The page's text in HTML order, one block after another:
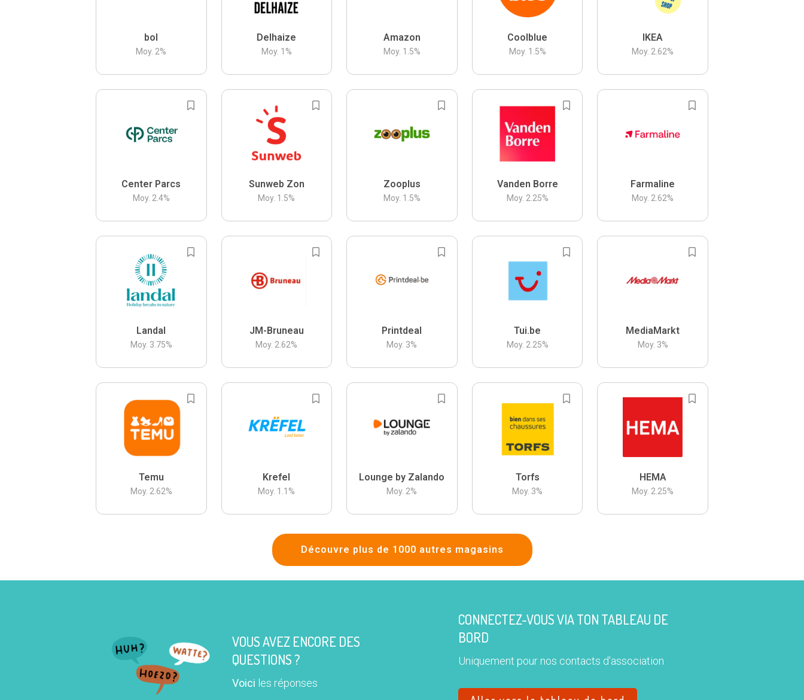
bol
Moy. 2%
Delhaize
Moy. 1 %
Amazon
Moy. 1.5%
Coolblue
Moy. 1.5%
IKEA
Moy. 2.62%
Center Parcs
Moy. 2.4%
Sunweb Zon
Moy. 1.5%
Zooplus
Moy. 1.5%
Vanden Borre
Moy. 2.25%
Farmaline
Moy. 2.62%
Landal
Moy. 3.75%
JM-Bruneau
Moy. 2.62%
Printdeal
Moy. 3%
Tui.be
Moy. 2.25%
MediaMarkt
Moy. 3%
Temu
Moy. 2.62%
Krefel
Moy. 1.1 %
Lounge by Zalando
Moy. 2%
Torfs
Moy. 3%
HEMA
Moy. 2.25%
Découvre plus de 1000 autres magasins
VOUS AVEZ ENCORE DES
QUESTIONS ?
Voici les réponses
CONNECTEZ-VOUS VIA TON TABLEAU DE
BORD
Uniquement pour nos contacts d'association